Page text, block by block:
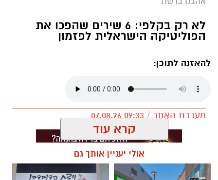
בוי ג'ורג' השיר החדש שתומך בישראל הקשיבו
למילים וצפו בקלפי הרשמי
בוי ג'ורג' השיר החדש שתומך בישראל הקשיבו
George מעורר סערה בינלאומית בעקבות שיר
נרקוד"), שבו הוא מביע תמיכה בישראל ובקורבנות
מתקפת הטרור של 7 באוקטובר. השיר שואב
השראה מהאירועים הקשים שהתרחשו בפסטיבל
הנובה ומהפגיעה באלפי אזרחים ישראלים.
סערה בעולם המוזיקה: הכוכב הבריטי הוותיק יצא
לא רק בקלפי: 6 שירים שהפכו את
הפוליטיקה הישראלית לפזמון
להאזנה לתוכן:
מערכת האתר / 09:33 07.08.26
קרא עוד
אולי יעניין אותך גם